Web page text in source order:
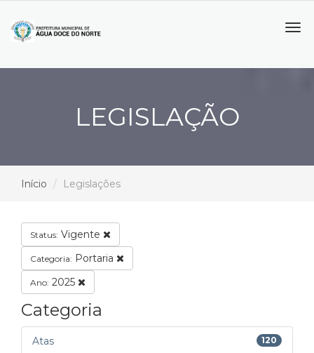
LEGISLAÇÃO
Início Legislações
Status: Vigente
Categoria: Portaria
Ano: 2025
Categoria
Atas 120